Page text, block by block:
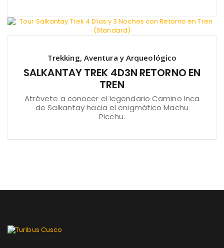
Trekking, Aventura y Arqueológico
SALKANTAY TREK 4D3N RETORNO EN
TREN
Atrévete a conocer el legendario Camino Inca
de Salkantay hacia el enigmático Machu
Picchu.